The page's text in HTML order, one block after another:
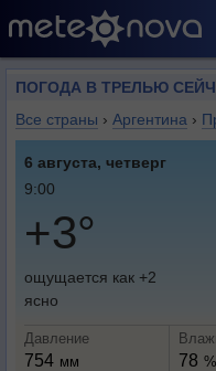
ПОГОДА В ТРЕЛЬЮ
Все страны › Аргентина ›
6 августа, четверг
9:00
+3°
ощущается как +2
ясно
Давление
754 мм 78 %